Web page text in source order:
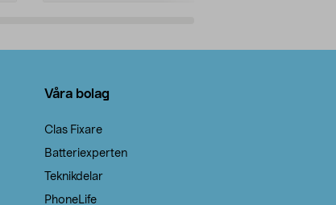
Våra bolag
Clas Fixare
Batteriexperten
Teknikdelar
PhoneLife